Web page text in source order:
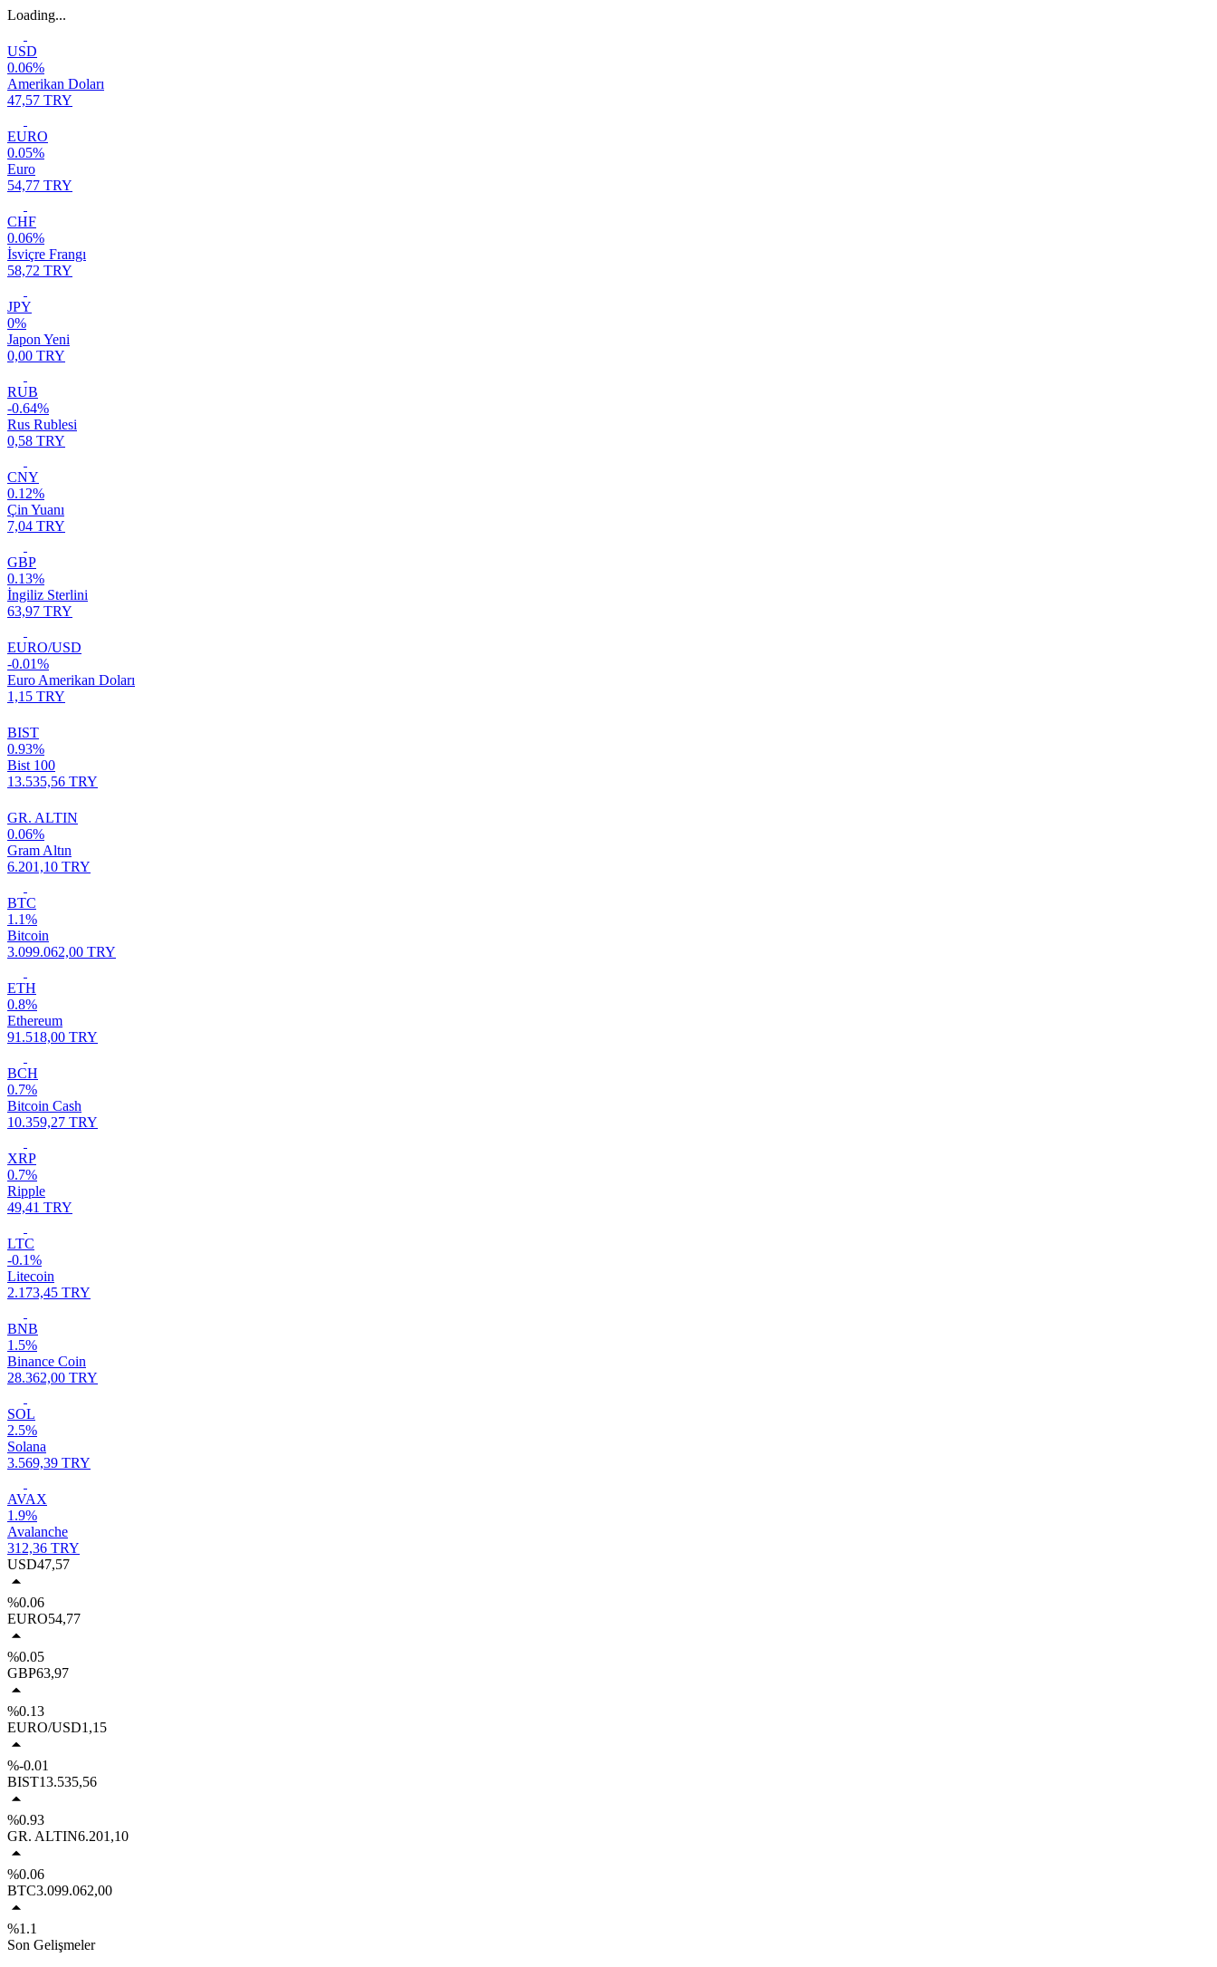
Loading...
USD
0.06%
Amerikan Doları
47,57 TRY
EURO
0.05%
Euro
54,77 TRY
CHF
0.06%
İsviçre Frangı
58,72 TRY
JPY
0%
Japon Yeni
0,00 TRY
RUB
-0.64%
Rus Rublesi
0,58 TRY
CNY
0.12%
Çin Yuanı
7,04 TRY
GBP
0.13%
İngiliz Sterlini
63,97 TRY
EURO/USD
-0.01%
Euro Amerikan Doları
1,15 TRY
BIST
0.93%
Bist 100
13.535,56 TRY
GR. ALTIN
0.06%
Gram Altın
6.201,10 TRY
BTC
1.1%
Bitcoin
3.099.062,00 TRY
ETH
0.8%
Ethereum
91.518,00 TRY
BCH
0.7%
Bitcoin Cash
10.359,27 TRY
XRP
0.7%
Ripple
49,41 TRY
LTC
-0.1%
Litecoin
2.173,45 TRY
BNB
1.5%
Binance Coin
28.362,00 TRY
SOL
2.5%
Solana
3.569,39 TRY
AVAX
1.9%
Avalanche
312,36 TRY
USD47,57
%0.06
EURO54,77
%0.05
GBP63,97
%0.13
EURO/USD1,15
%-0.01
BIST13.535,56
%0.93
GR. ALTIN6.201,10
%0.06
BTC3.099.062,00
%1.1
Son Gelişmeler